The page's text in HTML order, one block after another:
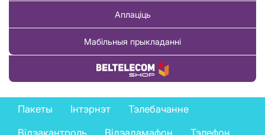
Аплаціць
Мабільныя прыкладанні
Купіць тавар
Private
services
Пакеты Інтэрнэт
Тэлебачанне